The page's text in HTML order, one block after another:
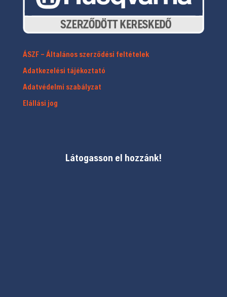
ÁSZF – Általános szerződési feltételek
Adatkezelési tájékoztató
Adatvédelmi szabályzat
Elállási jog
Látogasson el hozzánk!